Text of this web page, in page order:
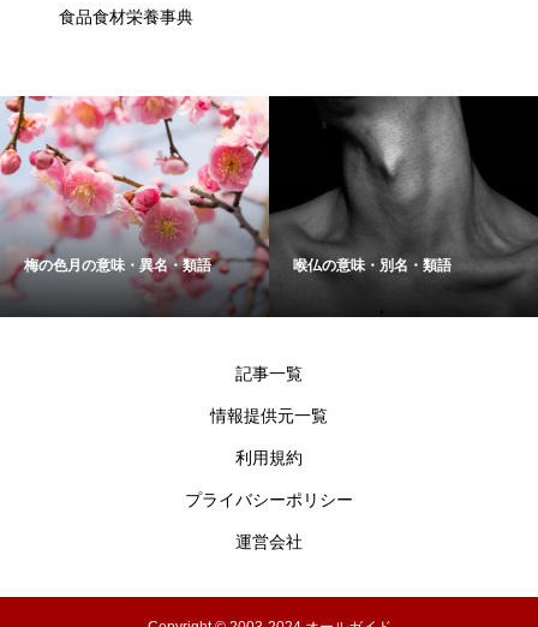
食品食材栄養事典
梅の色月の意味・異名・類語 喉仏の意味・別名・類語
記事一覧
情報提供元一覧
利用規約
プライバシーポリシー
運営会社